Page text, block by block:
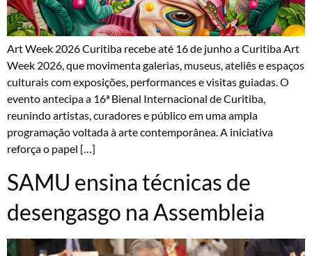
Art Week 2026 Curitiba recebe até 16 de junho a Curitiba Art
Week 2026, que movimenta galerias, museus, ateliês e espaços
culturais com exposições, performances e visitas guiadas. O
evento antecipa a 16ª Bienal Internacional de Curitiba,
reunindo artistas, curadores e público em uma ampla
programação voltada à arte contemporânea. A iniciativa
reforça o papel […]
SAMU ensina técnicas de
desengasgo na Assembleia